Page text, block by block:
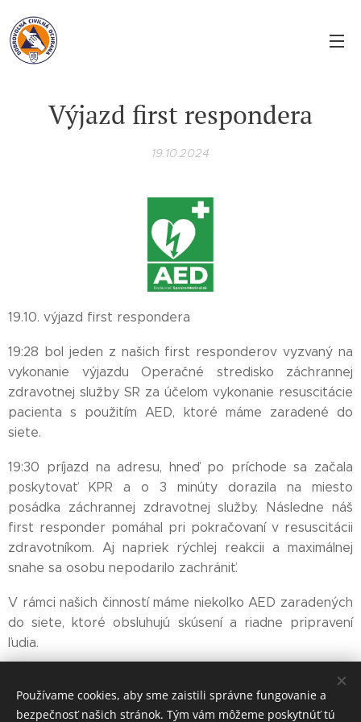
Výjazd first respondera
19.10.2024
19.10. výjazd first respondera
19:28 bol jeden z našich first responderov vyzvaný na
vykonanie výjazdu Operačné stredisko záchrannej
zdravotnej služby SR za účelom vykonanie resuscitácie
pacienta s použitím AED, ktoré máme zaradené do
siete.
19:30 príjazd na adresu, hneď po príchode sa začala
poskytovať KPR a o 3 minúty dorazila na miesto
posádka záchrannej zdravotnej služby. Následne náš
first responder pomáhal pri pokračovaní v resuscitácii
zdravotníkom. Aj napriek rýchlej reakcii a maximálnej
snahe sa osobu nepodarilo zachrániť.
V rámci našich činností máme niekoľko AED zaradených
do siete, ktoré obsluhujú skúsení a riadne pripravení
ľudia.
Share
Používame cookies, aby sme zaistili správne fungovanie a
bezpečnosť našich stránok. Tým vám môžeme poskytnúť tú